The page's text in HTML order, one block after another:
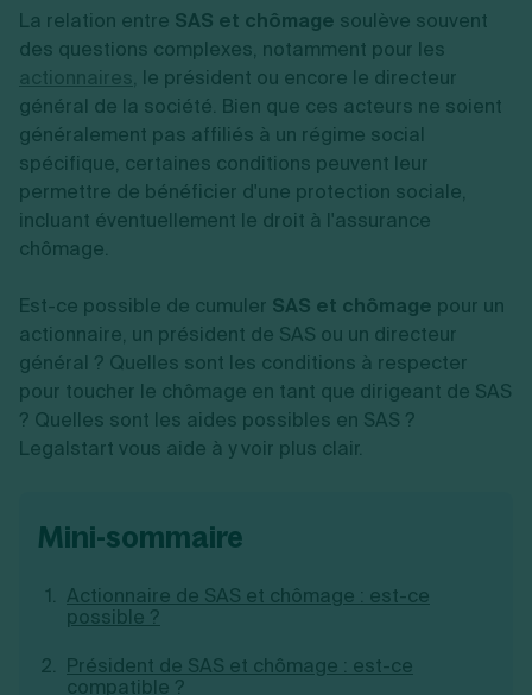
Services aux entreprises
Construction/travaux
Restauration
Commerce
Transport
Autres
Ressources
Calcul de charges sociales
Calcul d'éligibilité à l'ACRE
Vérification de la disponibilité du nom d'entreprise
Générateur de mentions légales
Création d'entreprise
Cession d'actions
Transmission universelle de patrimoine
Augmentation de capital
Réduction de capital
Gérer son entreprise
Gestion comptable
Approbation des comptes
Dépôt de marque
Recherche d'antériorité
Confidentialité de l'adresse du dirigeant
Fermer son entreprise
Radiation auto entrepreneur
Mise en sommeil
Dissolution-liquidation
Dépôt de bilan
Micro entreprise
LMNP
Par métier
Conseil/finance
Vente en ligne
Services aux entreprises
Construction/travaux
Restauration
Commerce
Autres
Par fonctionnalité
Logiciel de facturation
Logiciel de comptabilité
Gestion des achats
Gestion de la trésorerie
Par besoin
Je souhaite être accompagné
Découvrez notre cabinet d'expertise
Fiches SASU
Fiches SAS
Fiches EURL
Fiches SARL
Fiches SCI
Fiches auto-entrepreneur
Fiches association
Toutes les fiches sur la création
Autres démarches
Fermeture d’entreprise
Exercice d’un métier
Recouvrement de factures
Gérer ses salariés
Sélection de fiches pratiques
Ouvrir sa société
Devenir auto entrepreneur
Création d'EURL
Création de SARL
Création de SAS
Création de SCI
Création d'association
La relation entre SAS et chômage soulève souvent
des questions complexes, notamment pour les
le président ou encore le directeur
général de la société. Bien que ces acteurs ne soient
généralement pas affiliés à un régime social
spécifique, certaines conditions peuvent leur
permettre de bénéficier d'une protection sociale,
incluant éventuellement le droit à l'assurance
chômage.
Est-ce possible de cumuler SAS et chômage pour un
actionnaire, un président de SAS ou un directeur
général ? Quelles sont les conditions à respecter
pour toucher le chômage en tant que dirigeant de SAS
? Quelles sont les aides possibles en SAS ?
Legalstart vous aide à y voir plus clair.
mini-sommaire
Actionnaire de SAS et chômage : est-ce
possible ?
Président de SAS et chômage : est-ce
compatible ?